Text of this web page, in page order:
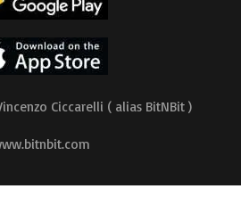
Ciccarelli ( alias BitNBit )